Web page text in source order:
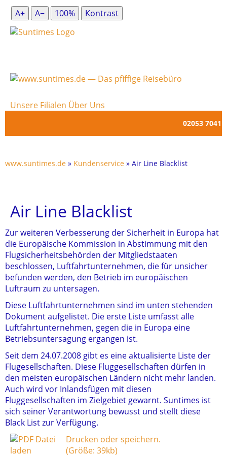
A+ A− 100% Kontrast
Unsere Filialen Über Uns
02053 7041
www.suntimes.de » Kundenservice » Air Line Blacklist
Air Line Blacklist
Zur weiteren Verbesserung der Sicherheit in Europa hat
die Europäische Kommission in Abstimmung mit den
Flugsicherheitsbehörden der Mitgliedstaaten
beschlossen, Luftfahrtunternehmen, die für unsicher
befunden werden, den Betrieb im europäischen
Luftraum zu untersagen.
Diese Luftfahrtunternehmen sind im unten stehenden
Dokument aufgelistet. Die erste Liste umfasst alle
Luftfahrtunternehmen, gegen die in Europa eine
Betriebsuntersagung ergangen ist.
Seit dem 24.07.2008 gibt es eine aktualisierte Liste der
Flugesellschaften. Diese Fluggesellschaften dürfen in
den meisten europäischen Ländern nicht mehr landen.
Auch wird vor Inlandsfügen mit diesen
Fluggesellschaften im Zielgebiet gewarnt. Suntimes ist
sich seiner Verantwortung bewusst und stellt diese
Black List zur Verfügung.
Drucken oder speichern.
(Größe: 39kb)